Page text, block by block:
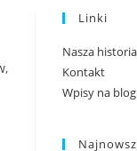
Linki
Nasza historia
Kontakt
Wpisy na